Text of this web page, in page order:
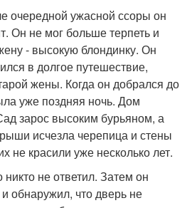
очередной ужасной ссоры он
Он не мог больше терпеть и
- высокую блондинку. Он
в долгое путешествие,
жены. Когда он добрался до
уже поздняя ночь. Дом
зарос высоким бурьяном, а
исчезла черепица и стены
не красили уже несколько лет.
не ответил. Затем он
обнаружил, что дверь не